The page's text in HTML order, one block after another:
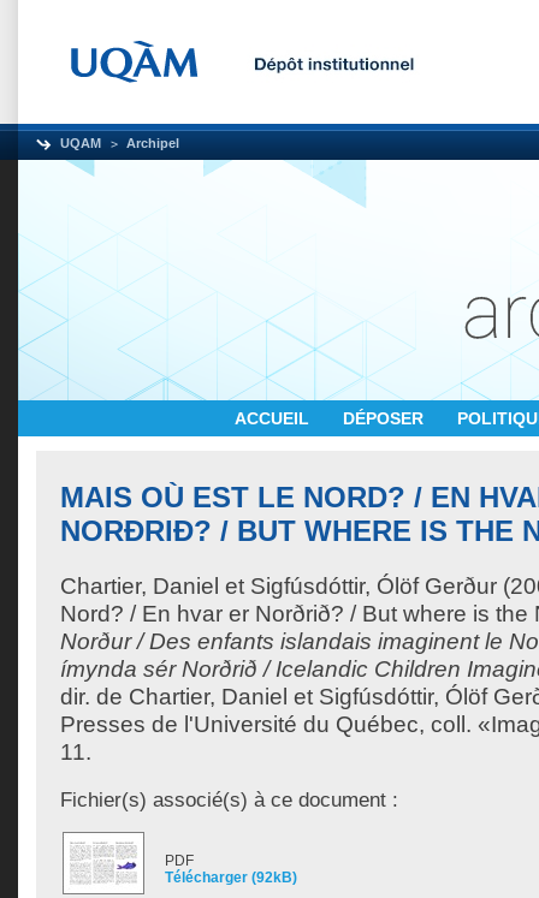
UQAM Archipel
ACCUEIL DÉPOSER
MAIS OÙ EST LE NORD? / EN
NORÐRIÐ? / BUT WHERE IS THE
Chartier, Daniel et Sigfúsdóttir, Ólöf Gerður
Nord? / En hvar er Norðrið? / But where is the
Norður / Des enfants islandais imaginent le
ímynda sér Norðrið / Icelandic Children
dir. de Chartier, Daniel et Sigfúsdóttir, Ólöf
Presses de l'Université du Québec, coll.
11.
Fichier(s) associé(s) à ce document :
PDF
Télécharger (92kB)